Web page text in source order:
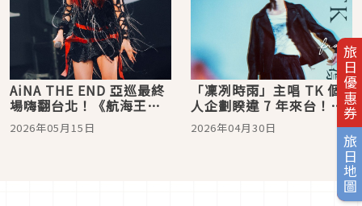
旅日優惠券
旅日地圖
AiNA THE END 亞巡最終
場嗨翻台北！《航海王》
片頭曲〈Luminous〉將
發行實體單曲
2026年05月15日
「凜冽時雨」主唱 TK 個
人企劃睽違 7 年來台！
〈unravel〉等神曲將再度
震撼樂迷感官
2026年04月30日